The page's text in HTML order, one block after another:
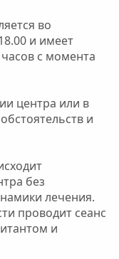
во
и имеет
с момента
центра или в
и
без
лечения.
проводит сеанс
и